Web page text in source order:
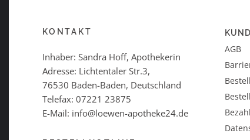
KONTAKT
Inhaber: Sandra Hoff, Apothekerin
Adresse: Lichtentaler Str.3,
76530 Baden-Baden, Deutschland
Telefax: 07221 23875
E-Mail: info@loewen-apotheke24.de
AGB